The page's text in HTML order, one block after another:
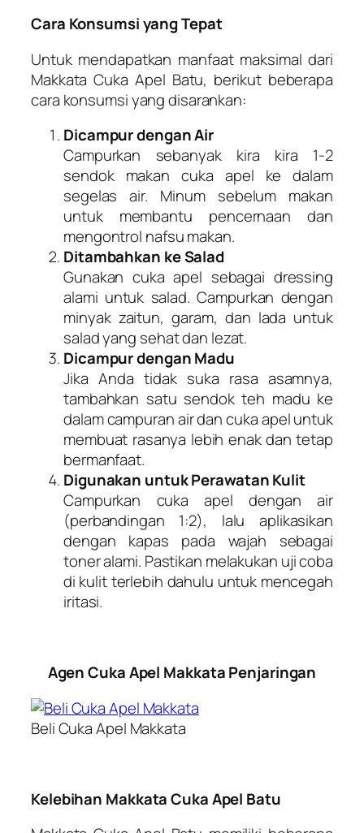
Cara Konsumsi yang Tepat
Untuk mendapatkan manfaat maksimal dari
Makkata Cuka Apel Batu, berikut beberapa
cara konsumsi yang disarankan:
Dicampur dengan Air
Campurkan sebanyak kira kira 1-2
sendok makan cuka apel ke dalam
segelas air. Minum sebelum makan
untuk membantu pencernaan dan
mengontrol nafsu makan.
Ditambahkan ke Salad
Gunakan cuka apel sebagai dressing
alami untuk salad. Campurkan dengan
minyak zaitun, garam, dan lada untuk
salad yang sehat dan lezat.
Dicampur dengan Madu
Jika Anda tidak suka rasa asamnya,
tambahkan satu sendok teh madu ke
dalam campuran air dan cuka apel untuk
membuat rasanya lebih enak dan tetap
bermanfaat.
Digunakan untuk Perawatan Kulit
Campurkan cuka apel dengan air
(perbandingan 1:2), lalu aplikasikan
dengan kapas pada wajah sebagai
toner alami. Pastikan melakukan uji coba
di kulit terlebih dahulu untuk mencegah
iritasi.
Agen Cuka Apel Makkata Penjaringan
Beli Cuka Apel Makkata
Kelebihan Makkata Cuka Apel Batu